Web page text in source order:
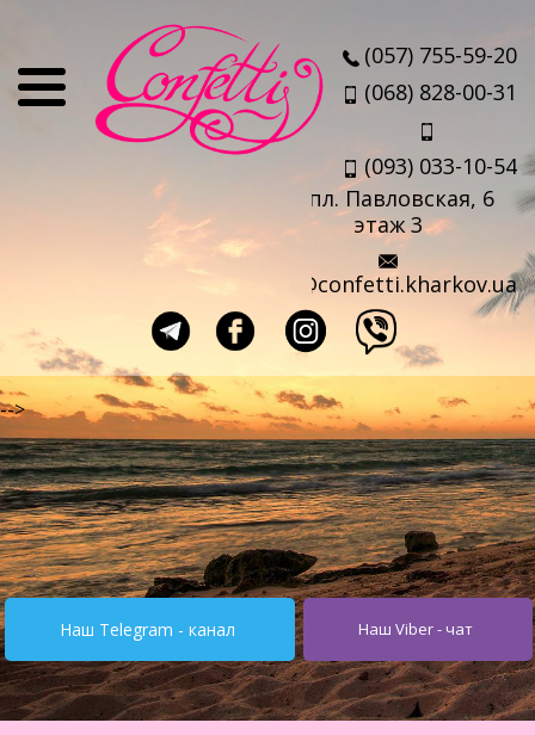
Отзывы
Выезд агента
Прокат чемоданов
Такси в аэропорт
Travel-sim
Страны
Турция от $195
Кипр от $251
Египет от $252
(057) 755-59-20
(068) 828-00-31
(093) 033-10-54
пл. Павловская, 6
этаж 3
info@confetti.kharkov.ua
-->
Наш Telegram - канал Наш Viber - чат